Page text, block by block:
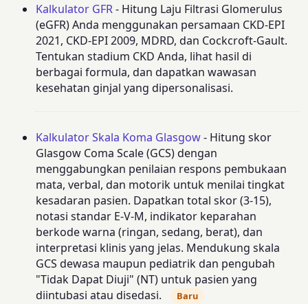
Kalkulator GFR- Hitung Laju Filtrasi Glomerulus
(eGFR) Anda menggunakan persamaan CKD-EPI
2021, CKD-EPI 2009, MDRD, dan Cockcroft-Gault.
Tentukan stadium CKD Anda, lihat hasil di
berbagai formula, dan dapatkan wawasan
kesehatan ginjal yang dipersonalisasi.
Kalkulator Skala Koma Glasgow- Hitung skor
Glasgow Coma Scale (GCS) dengan
menggabungkan penilaian respons pembukaan
mata, verbal, dan motorik untuk menilai tingkat
kesadaran pasien. Dapatkan total skor (3-15),
notasi standar E-V-M, indikator keparahan
berkode warna (ringan, sedang, berat), dan
interpretasi klinis yang jelas. Mendukung skala
GCS dewasa maupun pediatrik dan pengubah
"Tidak Dapat Diuji" (NT) untuk pasien yang
diintubasi atau disedasi.
Baru